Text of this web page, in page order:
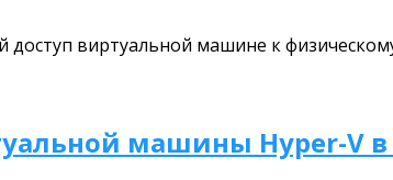
виртуальной машине к
машины Hyper-V в